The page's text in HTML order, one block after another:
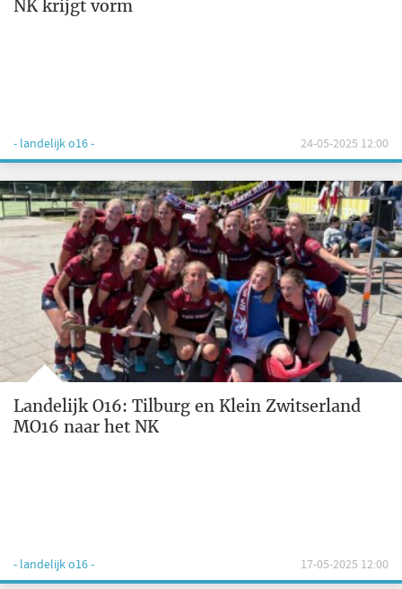
NK krijgt vorm
- landelijk o16 - 24-05-2025 12:00
Landelijk O16: Tilburg en Klein Zwitserland
MO16 naar het NK
- landelijk o16 - 17-05-2025 12:00